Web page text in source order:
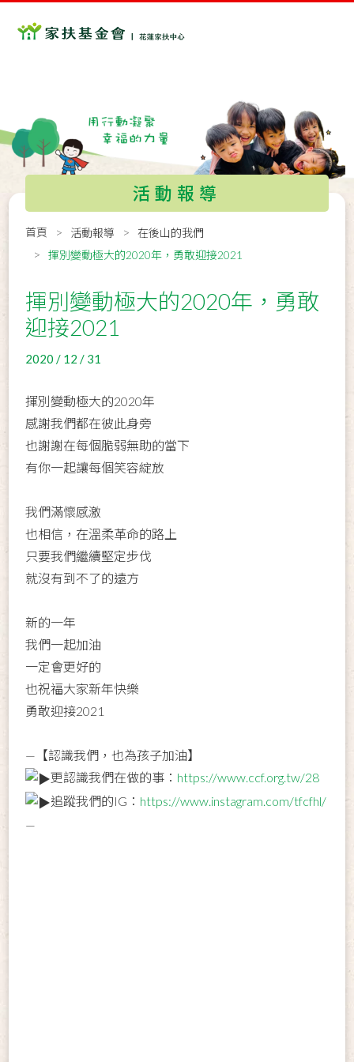
活動報導
首頁 活動報導
在後山的我們
揮別變動極大的2020年，勇敢迎接2021
揮別變動極大的2020年，勇敢
迎接2021
2020 / 12 / 31
揮別變動極大的2020年
感謝我們都在彼此身旁
也謝謝在每個脆弱無助的當下
有你一起讓每個笑容綻放
我們滿懷感激
也相信，在溫柔革命的路上
只要我們繼續堅定步伐
就沒有到不了的遠方
新的一年
我們一起加油
一定會更好的
也祝福大家新年快樂
勇敢迎接2021
—【認識我們，也為孩子加油】
更認識我們在做的事： https://www.ccf.org.tw/28
追蹤我們的IG： https://www.instagram.com/tfcfhl/
—